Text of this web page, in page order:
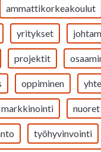
ammattikorkeakoulut
yritykset
projektit
oppiminen
markkinointi nuoret
työhyvinvointi